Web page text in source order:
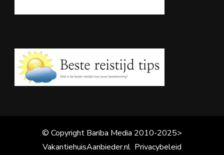
© Copyright Bariba Media 2010-2025>
VakantiehuisAanbieder.nl Privacybeleid